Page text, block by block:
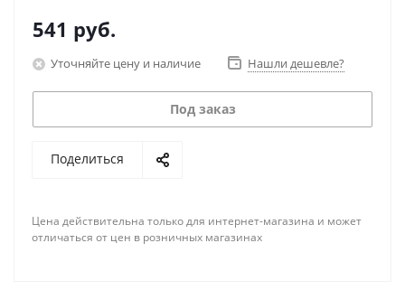
541 руб.
Уточняйте цену и наличие Нашли дешевле?
Под заказ
Поделиться
Цена действительна только для интернет-магазина и может
отличаться от цен в розничных магазинах